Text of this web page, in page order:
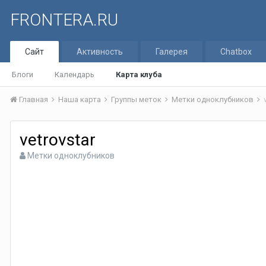
FRONTERA.RU
Сайт
Блоги Календарь Карта клуба
Активность Галерея Chatbox
Главная Наша карта Группы меток Метки одноклубников
vetrovstar
Метки одноклубников